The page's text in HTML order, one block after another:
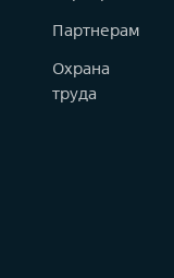
Партнерам
Охрана
труда